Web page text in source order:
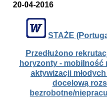
20-04-2016
STAŻE
Przedłużono
horyzonty - mobilność
aktywizacji
docelową
bezrobotne/